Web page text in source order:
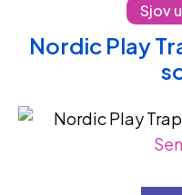
Sjov
Nordic Play